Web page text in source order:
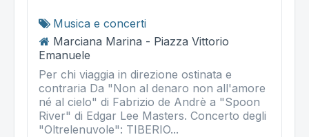
Musica e concerti
Marciana Marina - Piazza Vittorio
Emanuele
Per chi viaggia in direzione ostinata e
contraria Da "Non al denaro non all'amore
né al cielo" di Fabrizio de Andrè a "Spoon
River" di Edgar Lee Masters. Concerto degli
"Oltrelenuvole": TIBERIO...